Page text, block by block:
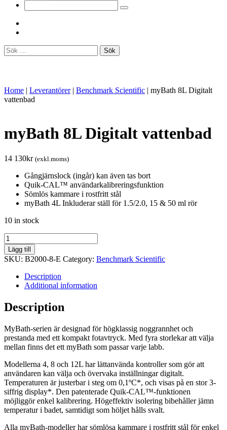
Sök
efter:
Home | Leverantörer | Benchmark Scientific | myBath 8L Digitalt
vattenbad
myBath 8L Digitalt vattenbad
14 130kr (exkl.moms)
Gångjärnslock (ingår) kan även tas bort
Quik-CAL™ användarkalibreringsfunktion
Sömlös kammare i rostfritt stål
myBath 4L Inkluderar ställ för 1.5/2.0, 15 & 50 ml rör
10 in stock
myBath
8L
Digitalt
vattenbad
quantity
Lägg till
SKU: B2000-8-E Category: Benchmark Scientific
Description
Additional information
Description
MyBath-serien är designad för högklassig noggrannhet och
prestanda med ett kompakt fotavtryck. Med fyra storlekar att välja
mellan finns det ett myBath som passar varje labb.
Modellerna 4, 8 och 12L har lättanvända kontroller som gör att
användaren kan välja och övervaka inställningar digitalt.
Temperaturen är justerbar i steg om 0,1ºC*, och visas på en stor 3-
siffrig display*. Den patenterade Quik-CAL™-funktionen
möjliggör enkel kalibrering. Högeffektiv isolering bibehåller jämn
temperatur i badet, samtidigt som höljet hålls svalt.
Alla myBath-modeller har sömlösa kammare i rostfritt stål för enkel